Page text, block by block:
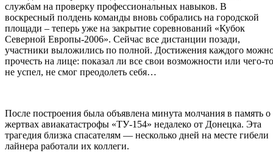
службам на проверку профессиональных навыков. В
воскресный полдень команды вновь собрались на городской
площади – теперь уже на закрытие соревнований «Кубок
Северной Европы-2006». Сейчас все дистанции позади,
участники выложились по полной. Достижения каждого
прочесть на лице: показал ли все свои возможности или чего-то
не успел, не смог преодолеть себя…
После построения была объявлена минута молчания в память о
жертвах авиакатастрофы «ТУ-154» недалеко от Донецка. Эта
трагедия близка спасателям — несколько дней на месте гибели
лайнера работали их коллеги.